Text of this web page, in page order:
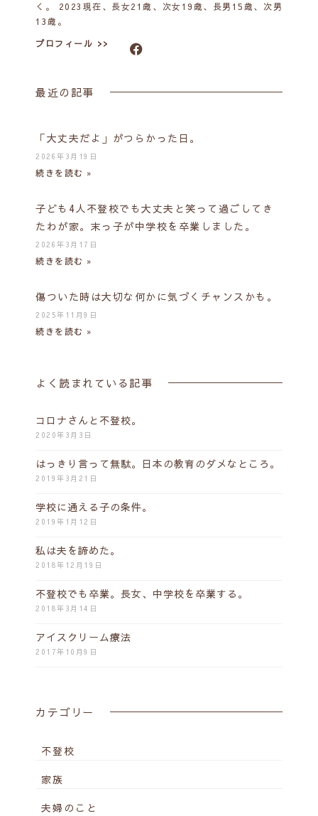
く。 2023現在、長女21歳、次女19歳、長男15歳、次男
13歳。
プロフィール >>
最近の記事
「大丈夫だよ」がつらかった日。
2026年3月19日
続きを読む »
子ども4人不登校でも大丈夫と笑って過ごしてき
たわが家。末っ子が中学校を卒業しました。
2026年3月17日
続きを読む »
傷ついた時は大切な何かに気づくチャンスかも。
2025年11月9日
続きを読む »
よく読まれている記事
コロナさんと不登校。
2020年3月3日
はっきり言って無駄。日本の教育のダメなところ。
2019年3月21日
学校に通える子の条件。
2019年1月12日
私は夫を諦めた。
2018年12月19日
不登校でも卒業。長女、中学校を卒業する。
2018年3月14日
アイスクリーム療法
2017年10月9日
カテゴリー
不登校
家族
夫婦のこと